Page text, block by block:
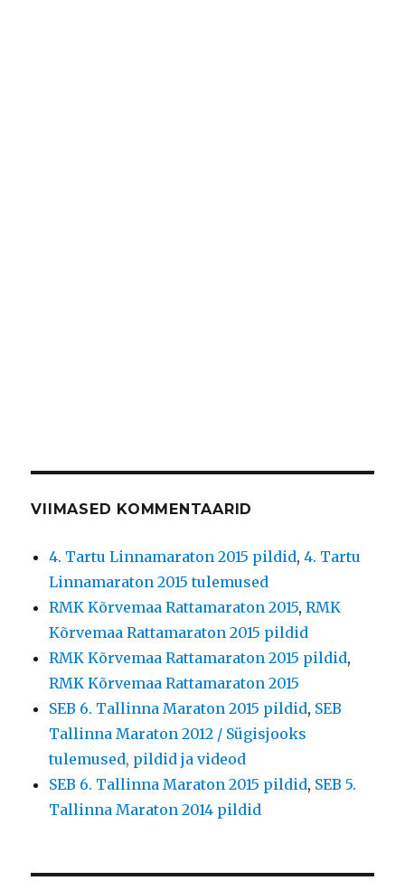
VIIMASED KOMMENTAARID
4. Tartu Linnamaraton 2015 pildid,4. Tartu
Linnamaraton 2015 tulemused
RMK Kõrvemaa Rattamaraton 2015,RMK
Kõrvemaa Rattamaraton 2015 pildid
RMK Kõrvemaa Rattamaraton 2015 pildid,
RMK Kõrvemaa Rattamaraton 2015
SEB 6. Tallinna Maraton 2015 pildid, SEB
Tallinna Maraton 2012 / Sügisjooks
tulemused, pildid ja videod
SEB 6. Tallinna Maraton 2015 pildid, SEB 5.
Tallinna Maraton 2014 pildid